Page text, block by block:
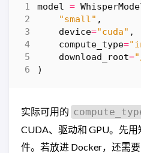
model =
"small" ,
device="cuda" ,
compute_type=
download_root=
)
实际可用的
CUDA、驱动和 GPU。先
件。若放进 Docker，还需